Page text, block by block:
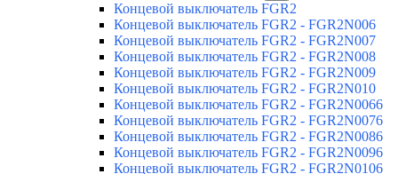
Концевой выключатель FGR2
Концевой выключатель FGR2 - FGR2N006
Концевой выключатель FGR2 - FGR2N007
Концевой выключатель FGR2 - FGR2N008
Концевой выключатель FGR2 - FGR2N009
Концевой выключатель FGR2 - FGR2N010
Концевой выключатель FGR2 - FGR2N0066
Концевой выключатель FGR2 - FGR2N0076
Концевой выключатель FGR2 - FGR2N0086
Концевой выключатель FGR2 - FGR2N0096
Концевой выключатель FGR2 - FGR2N0106